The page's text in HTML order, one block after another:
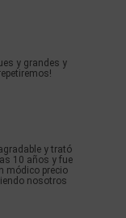
y grandes y
y trató
10 años y fue
módico precio
nosotros